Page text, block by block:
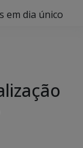
em dia único